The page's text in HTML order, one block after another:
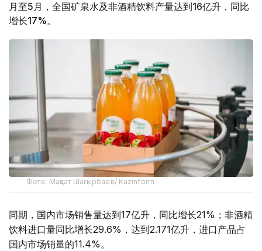
月至5月，全国矿泉水及非酒精饮料产量达到16亿升，同比
增长17%。
Фото: Мақсат Шағырбаев/ Kazinform
同期，国内市场销售量达到17亿升，同比增长21%；非酒精
饮料进口量同比增长29.6%，达到2.171亿升，进口产品占
国内市场销量的11.4%。